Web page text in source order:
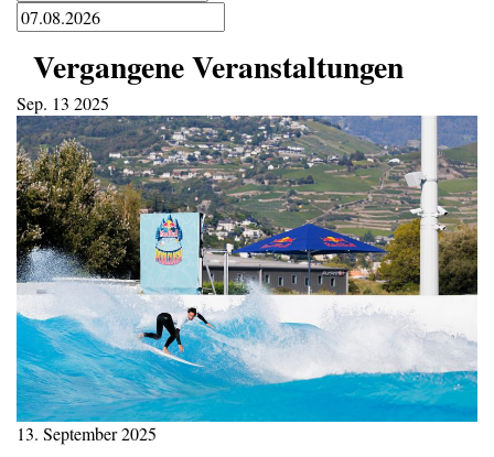
Vergangene Veranstaltungen
Sep. 13 2025
13. September 2025